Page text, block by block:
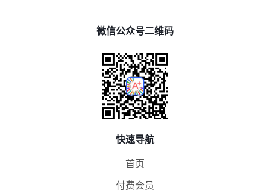
微信公众号二维码
快速导航
首页
付费会员